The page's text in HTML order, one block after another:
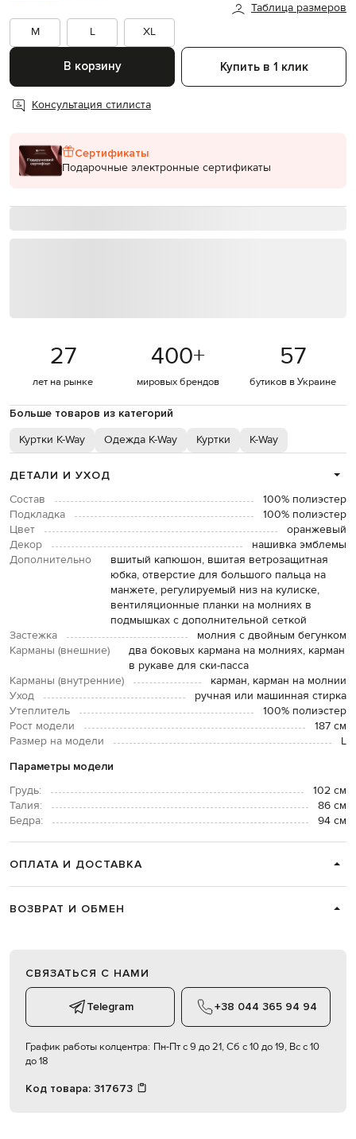
Таблица размеров
M
L XL
В корзину Купить в 1 клик
Консультация стилиста
Сертификаты
Подарочные электронные сертификаты
27
лет на рынке
400+
мировых брендов
57
бутиков в Украине
Больше товаров из категорий
Куртки K-Way Одежда K-Way Куртки K-Way
ДЕТАЛИ И УХОД
Состав
100% полиэстер
Подкладка
100% полиэстер
Цвет
оранжевый
Декор
нашивка эмблемы
Дополнительно
вшитый капюшон, вшитая ветрозащитная
юбка, отверстие для большого пальца на
манжете, регулируемый низ на кулиске,
вентиляционные планки на молниях в
подмышках с дополнительной сеткой
Застежка
молния с двойным бегунком
Карманы (внешние)
два боковых кармана на молниях, карман
в рукаве для ски-пасса
Карманы (внутренние)
карман, карман на молнии
Уход
ручная или машинная стирка
Утеплитель
100% полиэстер
Рост модели
187 см
Размер на модели
L
Параметры модели
Грудь:
102 см
Талия:
86 см
Бедра:
94 см
ОПЛАТА И ДОСТАВКА
ВОЗВРАТ И ОБМЕН
СВЯЗАТЬСЯ С НАМИ
Telegram +38 044 365 94 94
График работы колцентра: Пн-Пт с 9 до 21, Сб с 10 до 19, Вс с 10
до 18
Код товара: 317673